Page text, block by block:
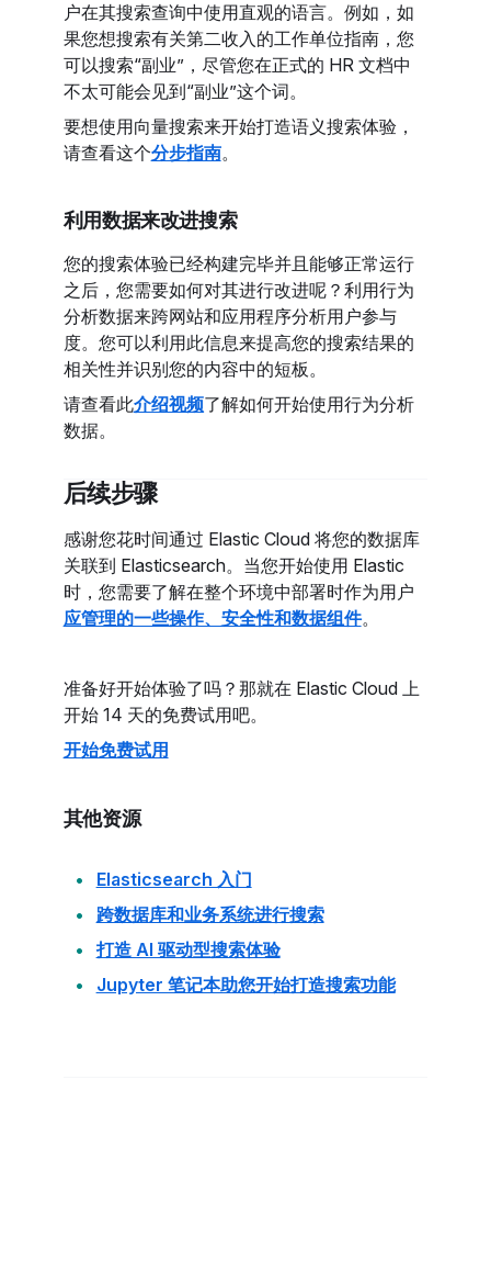
户在其搜索查询中使用直观的语言。例如，如
果您想搜索有关第二收入的工作单位指南，您
可以搜索“副业”，尽管您在正式的 HR 文档中
不太可能会见到“副业”这个词。
要想使用向量搜索来开始打造语义搜索体验，
请查看这个分步指南。
利用数据来改进搜索
您的搜索体验已经构建完毕并且能够正常运行
之后，您需要如何对其进行改进呢？利用行为
分析数据来跨网站和应用程序分析用户参与
度。您可以利用此信息来提高您的搜索结果的
相关性并识别您的内容中的短板。
请查看此介绍视频了解如何开始使用行为分析
数据。
后续步骤
感谢您花时间通过 Elastic Cloud 将您的数据库
关联到 Elasticsearch。当您开始使用 Elastic
时，您需要了解在整个环境中部署时作为用户
应管理的一些操作、安全性和数据组件。
准备好开始体验了吗？那就在 Elastic Cloud 上
开始 14 天的免费试用吧。
开始免费试用
其他资源
Elasticsearch 入门
跨数据库和业务系统进行搜索
打造 AI 驱动型搜索体验
Jupyter 笔记本助您开始打造搜索功能